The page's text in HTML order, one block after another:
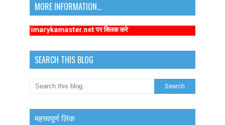
MORE INFORMATION...
पर क्लिक करे
SEARCH THIS BLOG
महत्त्वपूर्ण लिंक